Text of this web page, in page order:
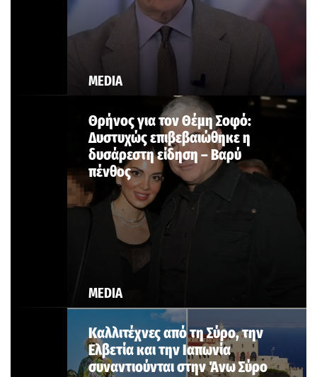
MEDIA
MEDIA
Θρήνος για τον Θέμη Σοφό:
Δυστυχώς επιβεβαιώθηκε η
δυσάρεστη είδηση – Βαρύ
πένθος
Καλλιτέχνες από τη Σύρο, την
Ελβετία και την Ιαπωνία
συναντιούνται στην Άνω Σύρο